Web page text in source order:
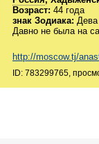
Возраст: 44 года
знак Зодиака: Дева
Давно не была на
http://moscow.tj/
ID: 783299765,